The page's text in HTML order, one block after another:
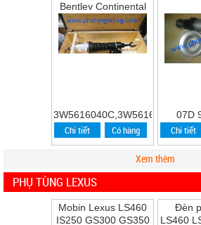
Bentley Continental
Flying Spur Speed
năm 2009
3W5616040C,3W5616039C
Chi tiết Có hàng
07D
Chi tiết
Xem thêm
PHỤ TÙNG LEXUS
Mobin Lexus LS460
IS250 GS300 GS350
Đèn
LS460